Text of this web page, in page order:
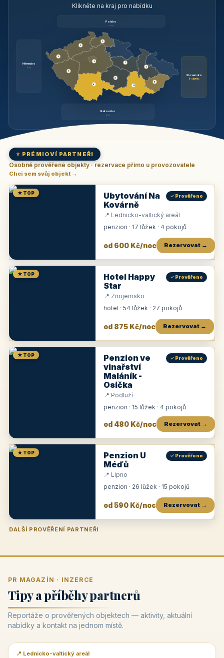
Klikněte na kraj pro nabídku
Polsko
brzy
Německo
brzy
Slovensko
6 objektů
Rakousko
brzy
3
9
3
3
3
3
1
2
11
1
6
⭐ PRÉMIOVÍ PARTNEŘI
Osobně prověřené objekty · rezervace přímo u provozovatele
Chci sem svůj objekt →
★ TOP
Ubytování Na
Kovárně
✓ Prověřeno
📍 Lednicko-valtický areál
penzion · 17 lůžek · 4 pokojů
od 600 Kč/noc Rezervovat →
★ TOP
Hotel Happy
Star
✓ Prověřeno
📍 Znojemsko
hotel · 54 lůžek · 27 pokojů
od 875 Kč/noc Rezervovat →
★ TOP
Penzion ve
vinařství
Maláník -
Osička
✓ Prověřeno
📍 Podluží
penzion · 15 lůžek · 4 pokojů
od 480 Kč/noc Rezervovat →
★ TOP
Penzion U
Méďů
✓ Prověřeno
📍 Lipno
penzion · 26 lůžek · 15 pokojů
od 590 Kč/noc Rezervovat →
DALŠÍ PROVĚŘENÍ PARTNEŘI
Penzion U Zámku Pension Faber
PR MAGAZÍN · INZERCE
Tipy a příběhy partnerů
Reportáže o prověřených objektech — aktivity, aktuální
nabídky a kontakt na jednom místě.
📰 PR článek
📍 Lednicko-valtický areál